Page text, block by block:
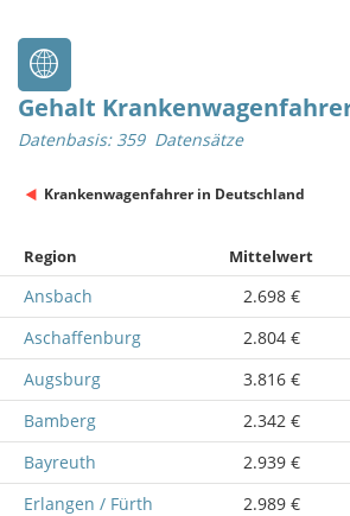
Gehalt
Datenbasis: 359 Datensätze
Krankenwagenfahrer in Deutschland
Region Mittelwert
Ansbach 2.698 €
Aschaffenburg
2.804 €
Augsburg
3.816 €
Bamberg
2.342 €
Bayreuth
2.939 €
Erlangen / Fürth
2.989 €